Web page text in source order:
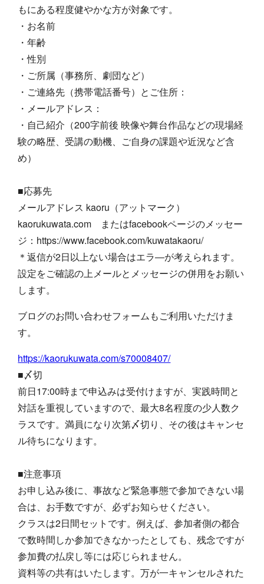
もにある程度健やかな方が対象です。
・お名前
・年齢
・性別
・ご所属（事務所、劇団など）
・ご連絡先（携帯電話番号）とご住所：
・メールアドレス：
・自己紹介（200字前後 映像や舞台作品などの現場経
験の略歴、受講の動機、ご自身の課題や近況など含
め）
■応募先
メールアドレス kaoru（アットマーク）
kaorukuwata.com またはfacebookページのメッセー
ジ：https://www.facebook.com/kuwatakaoru/
＊返信が2日以上ない場合はエラ―が考えられます。
設定をご確認の上メールとメッセージの併用をお願い
します。
ブログのお問い合わせフォームもご利用いただけま
す。
https://kaorukuwata.com/s70008407/
■〆切
前日17:00時まで申込みは受付けますが、実践時間と
対話を重視していますので、最大8名程度の少人数ク
ラスです。満員になり次第〆切り、その後はキャンセ
ル待ちになります。
■注意事項
お申し込み後に、事故など緊急事態で参加できない場
合は、お手数ですが、必ずお知らせください。
クラスは2日間セットです。例えば、参加者側の都合
で数時間しか参加できなかったとしても、残念ですが
参加費の払戻し等には応じられません。
資料等の共有はいたします。万が一キャンセルされた